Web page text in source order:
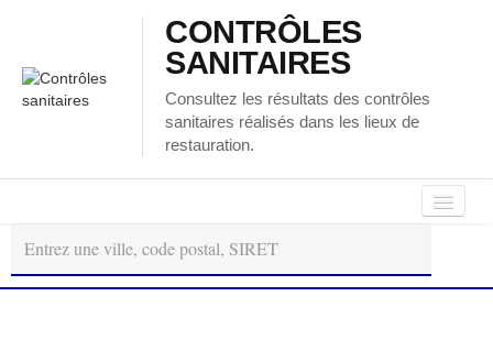
CONTRÔLES
SANITAIRES
Consultez les résultats des contrôles
sanitaires réalisés dans les lieux de
restauration.
Autour
de
moi
Régions